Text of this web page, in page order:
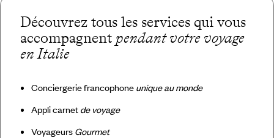
Découvrez tous les services qui vous
accompagnent pendant votre voyage
en Italie
Conciergerie francophone unique au monde
Appli carnet de voyage
Voyageurs Gourmet